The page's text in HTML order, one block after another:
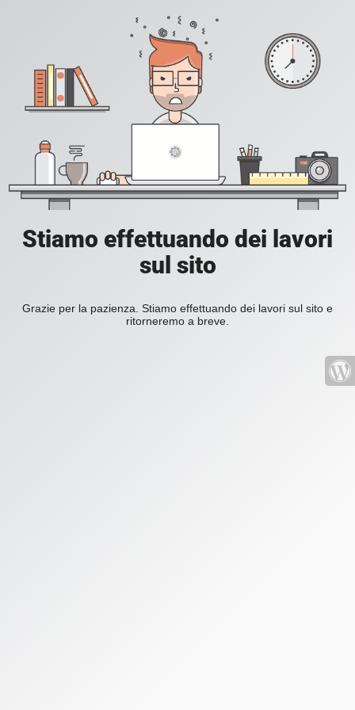
Stiamo effettuando dei lavori
sul sito
Grazie per la pazienza. Stiamo effettuando dei lavori sul sito e
ritorneremo a breve.